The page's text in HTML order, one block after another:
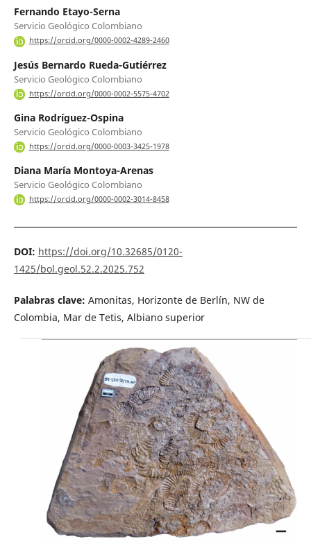
Fernando Etayo-Serna
Servicio Geológico Colombiano
https://orcid.org/0000-0002-4289-2460
Jesús Bernardo Rueda-Gutiérrez
Servicio Geológico Colombiano
https://orcid.org/0000-0002-5575-4702
Gina Rodríguez-Ospina
Servicio Geológico Colombiano
https://orcid.org/0000-0003-3425-1978
Diana María Montoya-Arenas
Servicio Geológico Colombiano
https://orcid.org/0000-0002-3014-8458
DOI: https://doi.org/10.32685/0120-
1425/bol.geol.52.2.2025.752
Palabras clave: Amonitas, Horizonte de Berlín, NW de
Colombia, Mar de Tetis, Albiano superior